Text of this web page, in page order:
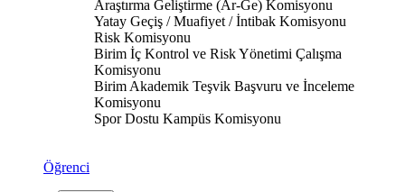
Araştırma Geliştirme (Ar-Ge) Komisyonu
Yatay Geçiş / Muafiyet / İntibak Komisyonu
Risk Komisyonu
Birim İç Kontrol ve Risk Yönetimi Çalışma
Komisyonu
Birim Akademik Teşvik Başvuru ve İnceleme
Komisyonu
Spor Dostu Kampüs Komisyonu
Öğrenci